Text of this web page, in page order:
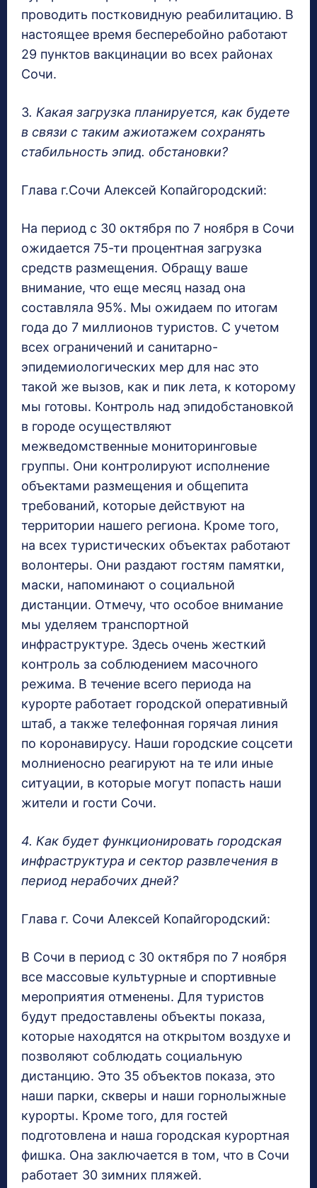
проводить постковидную реабилитацию. В
настоящее время бесперебойно работают
29 пунктов вакцинации во всех районах
Сочи.
3. Какая загрузка планируется, как будете
в связи с таким ажиотажем сохранять
стабильность эпид. обстановки?
Глава г.Сочи Алексей Копайгородский:
На период с 30 октября по 7 ноября в Сочи
ожидается 75-ти процентная загрузка
средств размещения. Обращу ваше
внимание, что еще месяц назад она
составляла 95%. Мы ожидаем по итогам
года до 7 миллионов туристов. С учетом
всех ограничений и санитарно-
эпидемиологических мер для нас это
такой же вызов, как и пик лета, к которому
мы готовы. Контроль над эпидобстановкой
в городе осуществляют
межведомственные мониторинговые
группы. Они контролируют исполнение
объектами размещения и общепита
требований, которые действуют на
территории нашего региона. Кроме того,
на всех туристических объектах работают
волонтеры. Они раздают гостям памятки,
маски, напоминают о социальной
дистанции. Отмечу, что особое внимание
мы уделяем транспортной
инфраструктуре. Здесь очень жесткий
контроль за соблюдением масочного
режима. В течение всего периода на
курорте работает городской оперативный
штаб, а также телефонная горячая линия
по коронавирусу. Наши городские соцсети
молниеносно реагируют на те или иные
ситуации, в которые могут попасть наши
жители и гости Сочи.
4. Как будет функционировать городская
инфраструктура и сектор развлечения в
период нерабочих дней?
Глава г. Сочи Алексей Копайгородский:
В Сочи в период с 30 октября по 7 ноября
все массовые культурные и спортивные
мероприятия отменены. Для туристов
будут предоставлены объекты показа,
которые находятся на открытом воздухе и
позволяют соблюдать социальную
дистанцию. Это 35 объектов показа, это
наши парки, скверы и наши горнолыжные
курорты. Кроме того, для гостей
подготовлена и наша городская курортная
фишка. Она заключается в том, что в Сочи
работает 30 зимних пляжей.